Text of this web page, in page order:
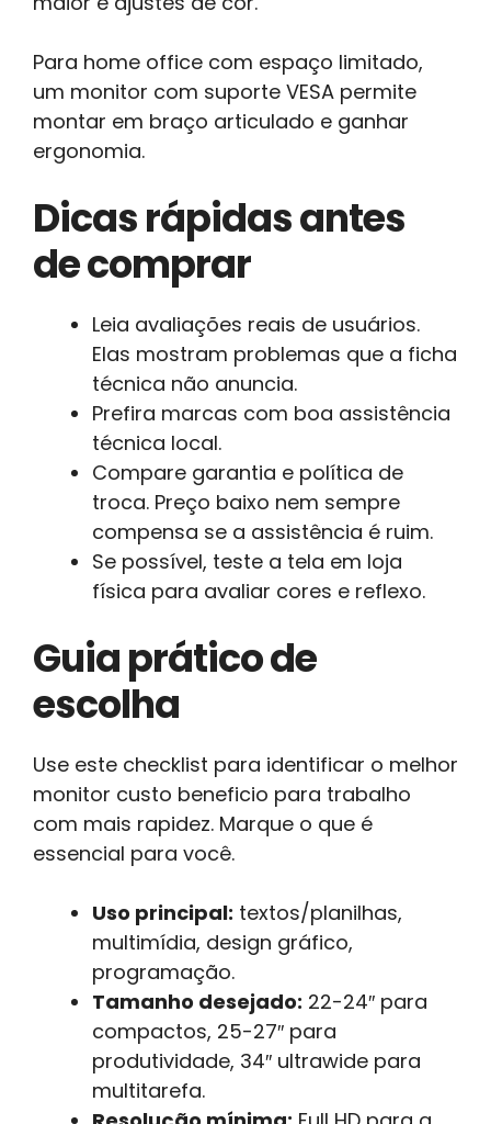
Para home office com espaço limitado,
um monitor com suporte VESA permite
montar em braço articulado e ganhar
ergonomia.
Dicas rápidas antes
de comprar
Leia avaliações reais de usuários.
Elas mostram problemas que a ficha
técnica não anuncia.
Prefira marcas com boa assistência
técnica local.
Compare garantia e política de
troca. Preço baixo nem sempre
compensa se a assistência é ruim.
Se possível, teste a tela em loja
física para avaliar cores e reflexo.
Guia prático de
escolha
Use este checklist para identificar o melhor
monitor custo beneficio para trabalho
com mais rapidez. Marque o que é
essencial para você.
Uso principal: textos/planilhas,
multimídia, design gráfico,
programação.
Tamanho desejado: 22-24″ para
compactos, 25-27″ para
produtividade, 34″ ultrawide para
multitarefa.